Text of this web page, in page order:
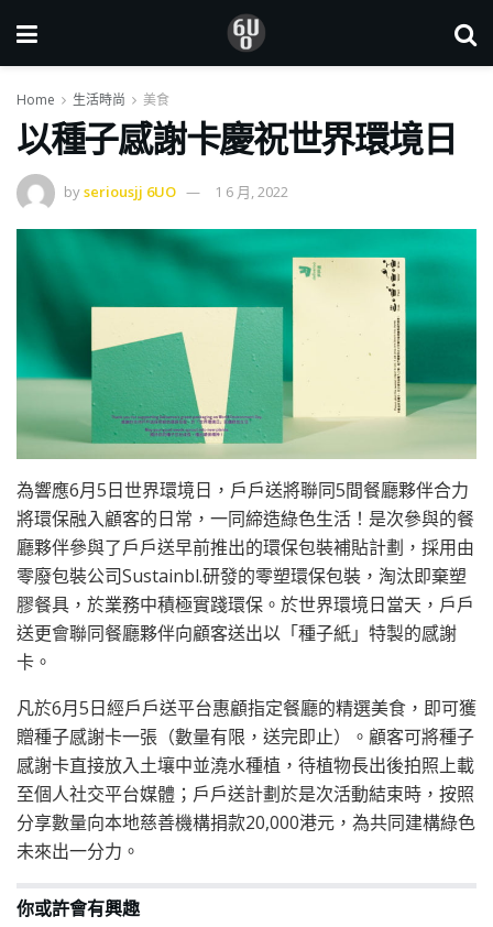
Home 生活時尚 美食
以種子感謝卡慶祝世界環境日
byseriousjj 6UO 1 6 月, 2022
為響應6月5日世界環境日，戶戶送將聯同5間餐廳夥伴合力
將環保融入顧客的日常，一同締造綠色生活！是次參與的餐
廳夥伴參與了戶戶送早前推出的環保包裝補貼計劃，採用由
零廢包裝公司Sustainbl.研發的零塑環保包裝，淘汰即棄塑
膠餐具，於業務中積極實踐環保。於世界環境日當天，戶戶
送更會聯同餐廳夥伴向顧客送出以「種子紙」特製的感謝
卡。
凡於6月5日經戶戶送平台惠顧指定餐廳的精選美食，即可獲
贈種子感謝卡一張（數量有限，送完即止）。顧客可將種子
感謝卡直接放入土壤中並澆水種植，待植物長出後拍照上載
至個人社交平台媒體；戶戶送計劃於是次活動結束時，按照
分享數量向本地慈善機構捐款20,000港元，為共同建構綠色
未來出一分力。
你或許會有興趣